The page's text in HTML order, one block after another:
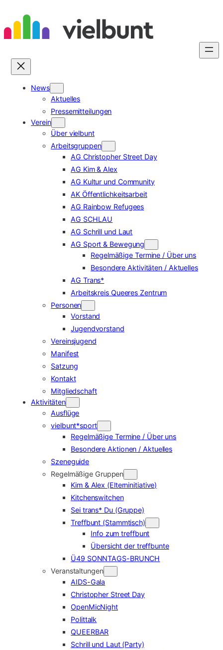
Inhalt
springen
News
Aktuelles
Pressemitteilungen
Verein
Über vielbunt
Arbeitsgruppen
AG Christopher Street Day
AG Kim & Alex
AG Kultur und Community
AK Öffentlichkeitsarbeit
AG Rainbow Refugees
AG SCHLAU
AG Schrill und Laut
AG Sport & Bewegung
Regelmäßige Termine / Über uns
Besondere Aktivitäten / Aktuelles
AG Trans*
Arbeitskreis Queeres Zentrum
Personen
Vorstand
Jugendvorstand
Vereinsjugend
Manifest
Satzung
Kontakt
Mitgliedschaft
Aktivitäten
Ausflüge
vielbunt*sport
Regelmäßige Termine / Über uns
Besondere Aktionen / Aktuelles
Szeneguide
Regelmäßige Gruppen
Kim & Alex (Elterninitiative)
Kitchenswitchen
Sei trans* Du (Gruppe)
Treffbunt (Stammtisch)
Info zum treffbunt
Übersicht der treffbunte
Ü49 SONNTAGS-BRUNCH
Veranstaltungen
AIDS-Gala
Christopher Street Day
OpenMicNight
Polittalk
QUEERBAR
Schrill und Laut (Party)